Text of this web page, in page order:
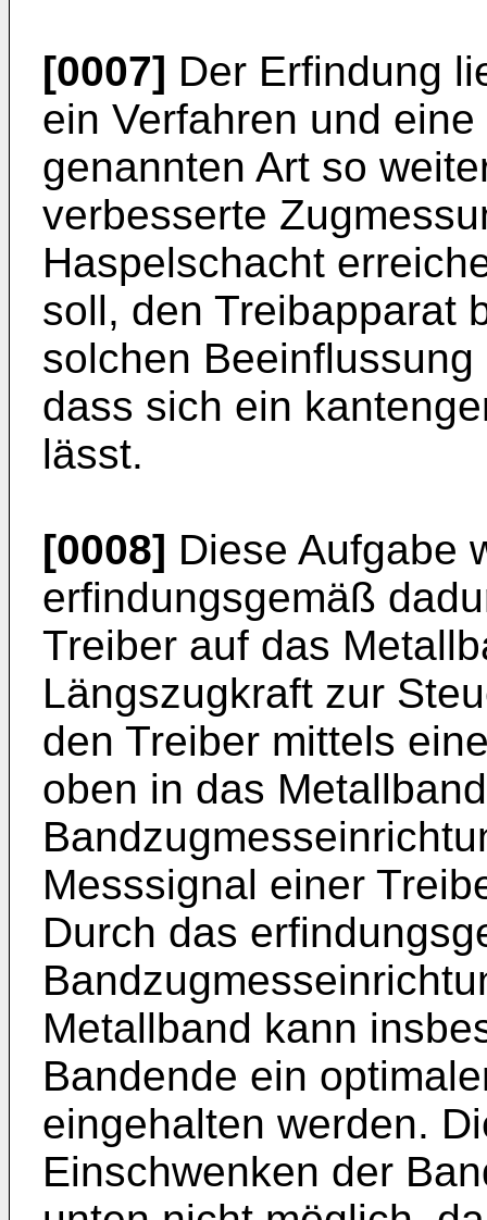
[0007] Der Erfindung
ein Verfahren und
genannten Art so
verbesserte
Haspelschacht
soll, den Treibapparat
solchen
dass sich ein
lässt.
[0008] Diese Aufgabe
erfindungsgemäß
Treiber auf das
Längszugkraft zur
den Treiber mittels
oben in das
Messsignal einer
Durch das
Metallband kann
Bandende ein
eingehalten werden.
Einschwenken der